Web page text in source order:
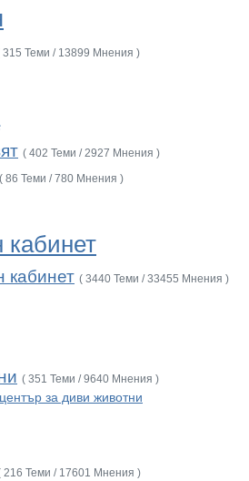
315 Теми / 13899 Мнения )
( 402 Теми / 2927 Мнения )
( 86 Теми / 780 Мнения )
кабинет
кабинет ( 3440 Теми / 33455 Мнения )
( 351 Теми / 9640 Мнения )
за диви животни
216 Теми / 17601 Мнения )